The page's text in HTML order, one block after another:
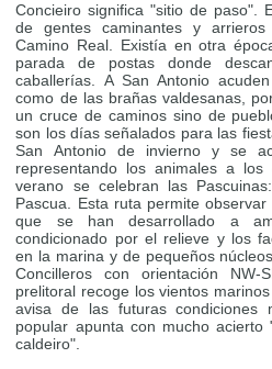
Concieiro significa "sitio de paso".
de gentes caminantes y
Camino Real. Existía en otra
parada de postas donde
caballerías. A San Antonio
como de las brañas valdesanas,
un cruce de caminos sino de
son los días señalados para las
San Antonio de invierno y se
representando los animales a
verano se celebran las
Pascua. Esta ruta permite
que se han desarrollado a
condicionado por el relieve y los
en la marina y de pequeños
Concilleros con orientación
prelitoral recoge los vientos
avisa de las futuras condiciones
popular apunta con mucho
caldeiro".